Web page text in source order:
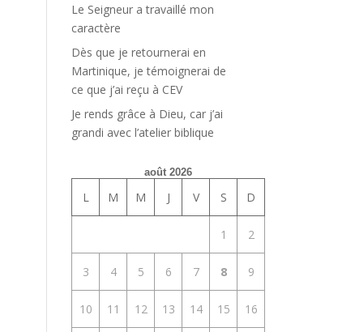
Le Seigneur a travaillé mon
caractère
Dès que je retournerai en
Martinique, je témoignerai de
ce que j’ai reçu à CEV
Je rends grâce à Dieu, car j’ai
grandi avec l’atelier biblique
août 2026
L M M J V S D
1 2
3 4 5 6 7 8 9
10 11 12 13 14 15 16